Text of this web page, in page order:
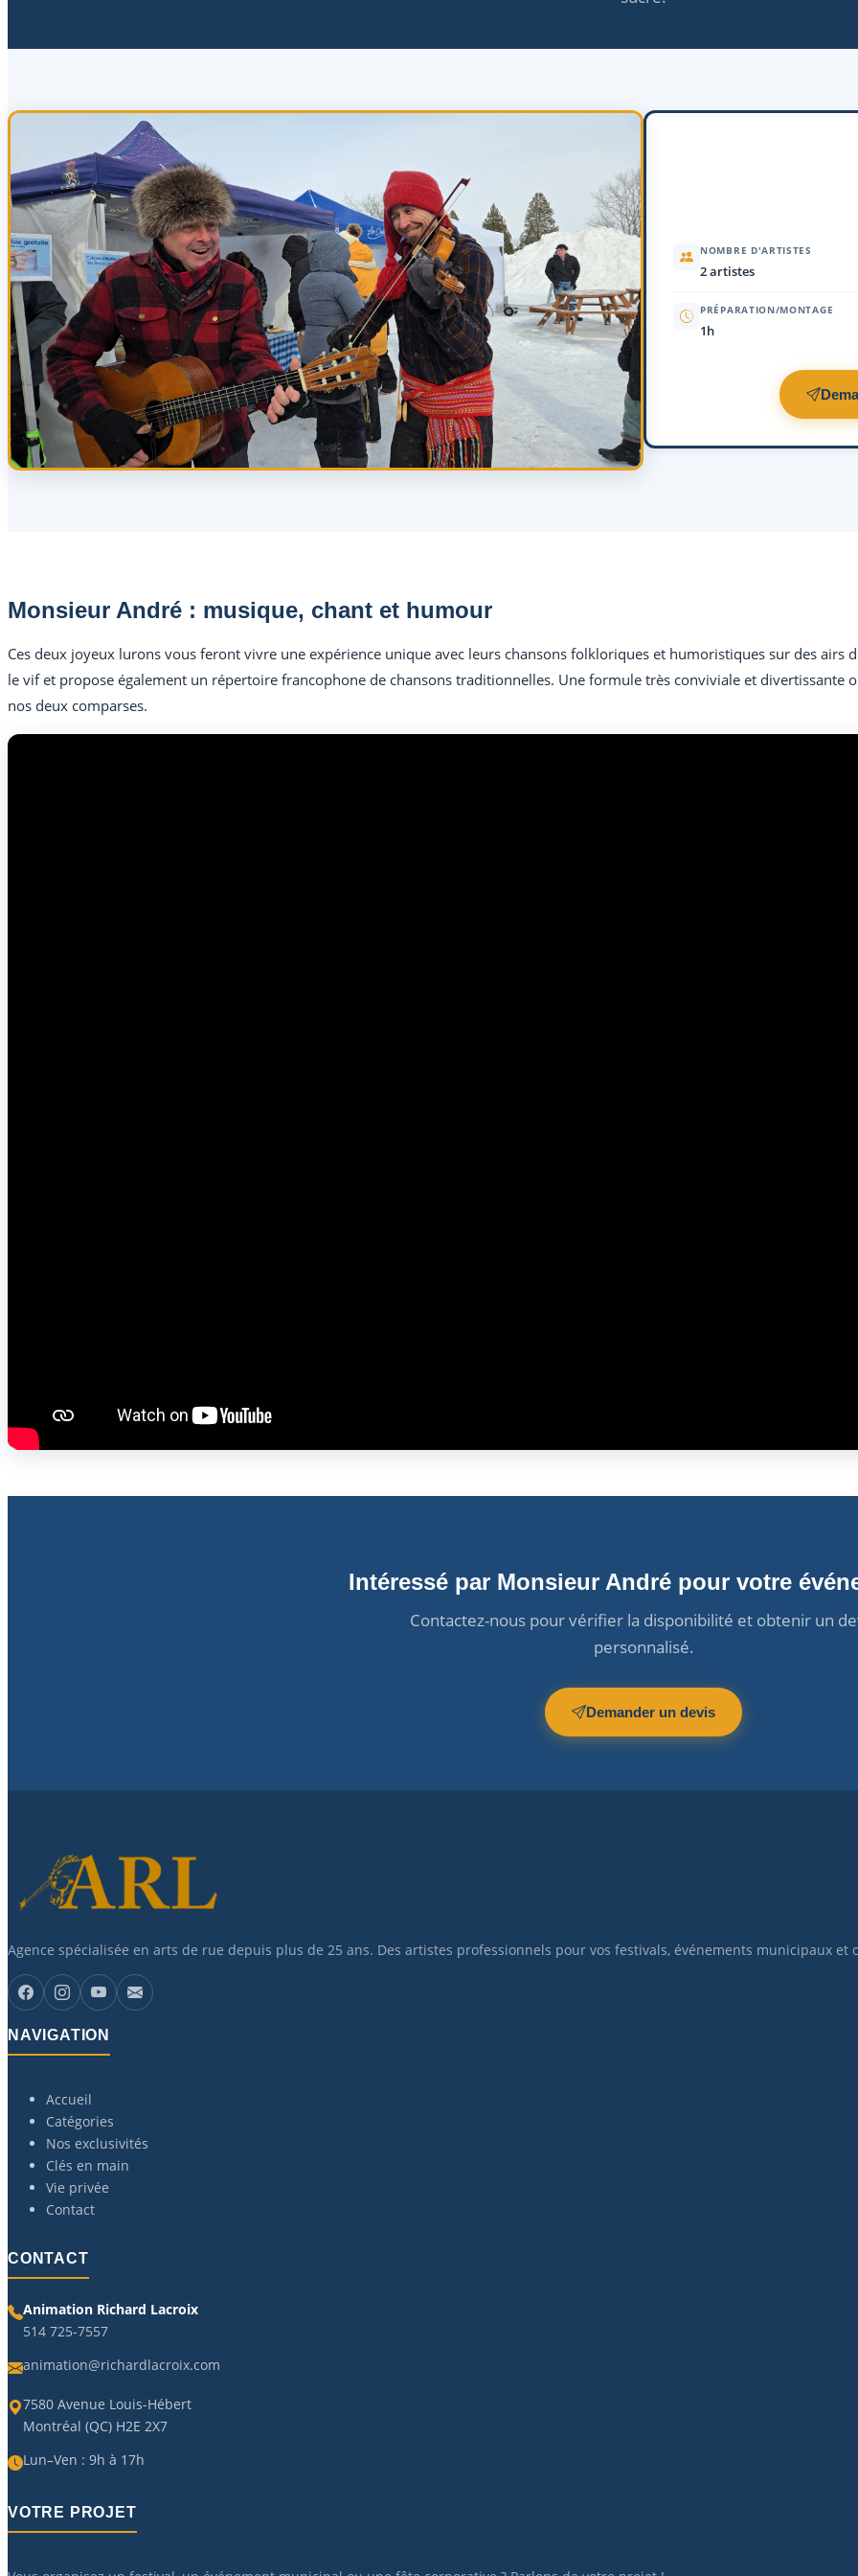
NOMBRE D'ARTISTES
2 artistes
PRÉPARATION/MONTAGE
1h
Monsieur André : musique, chant et humour
Ces deux joyeux lurons vous feront vivre une expérience unique avec leurs chansons folkloriques et humoristiques sur des airs
le vif et propose également un répertoire francophone de chansons traditionnelles. Une formule très conviviale et divertissante
nos deux comparses.
Intéressé par Monsieur André pour votre
Contactez-nous pour vérifier la disponibilité et obtenir un
personnalisé.
Demander un devis
Agence spécialisée en arts de rue depuis plus de 25 ans. Des artistes professionnels pour vos festivals, événements municipaux
NAVIGATION
Accueil
Catégories
Nos exclusivités
Clés en main
Vie privée
Contact
CONTACT
Animation Richard Lacroix
514 725-7557
animation@richardlacroix.com
7580 Avenue Louis-Hébert
Montréal (QC) H2E 2X7
Lun–Ven : 9h à 17h
VOTRE PROJET